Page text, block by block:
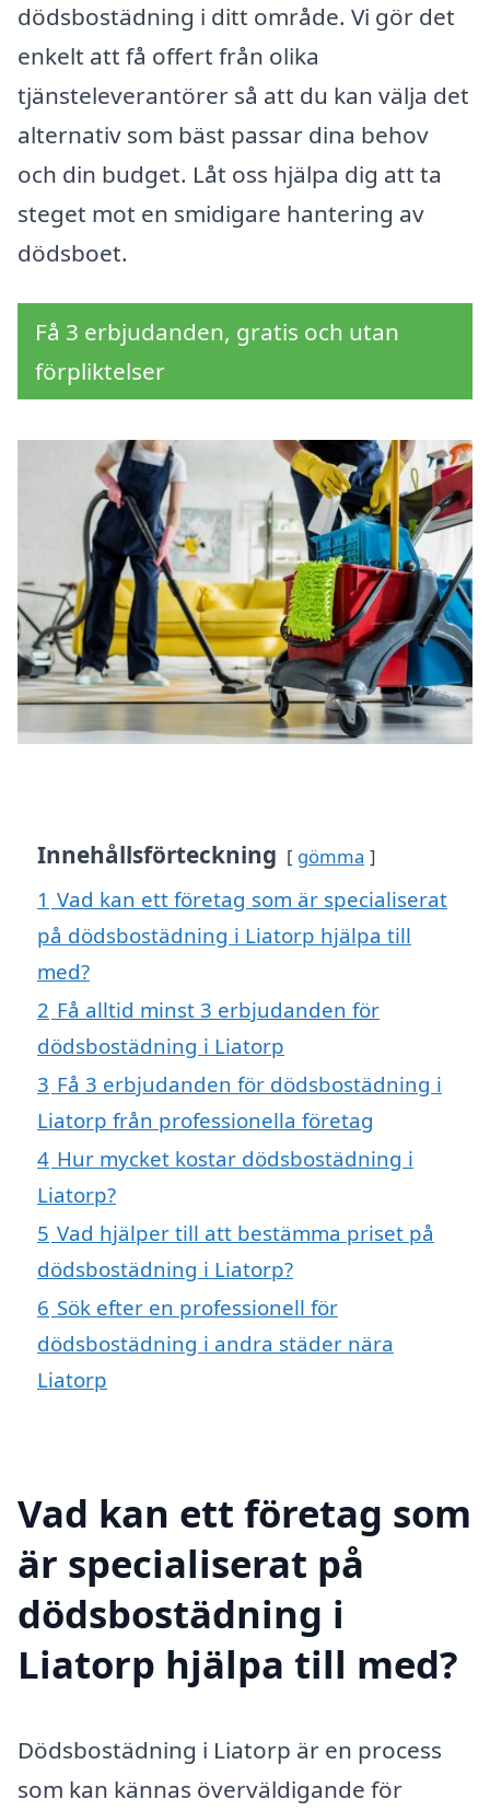
dödsbostädning i ditt område. Vi gör det
enkelt att få offert från olika
tjänsteleverantörer så att du kan välja det
alternativ som bäst passar dina behov
och din budget. Låt oss hjälpa dig att ta
steget mot en smidigare hantering av
dödsboet.
Få 3 erbjudanden, gratis och utan
förpliktelser
Innehållsförteckning gömma
1 Vad kan ett företag som är specialiserat
på dödsbostädning i Liatorp hjälpa till
med?
2 Få alltid minst 3 erbjudanden för
dödsbostädning i Liatorp
3 Få 3 erbjudanden för dödsbostädning i
Liatorp från professionella företag
4 Hur mycket kostar dödsbostädning i
Liatorp?
5 Vad hjälper till att bestämma priset på
dödsbostädning i Liatorp?
6 Sök efter en professionell för
dödsbostädning i andra städer nära
Liatorp
Vad kan ett företag som
är specialiserat på
dödsbostädning i
Liatorp hjälpa till med?
Dödsbostädning i Liatorp är en process
som kan kännas överväldigande för